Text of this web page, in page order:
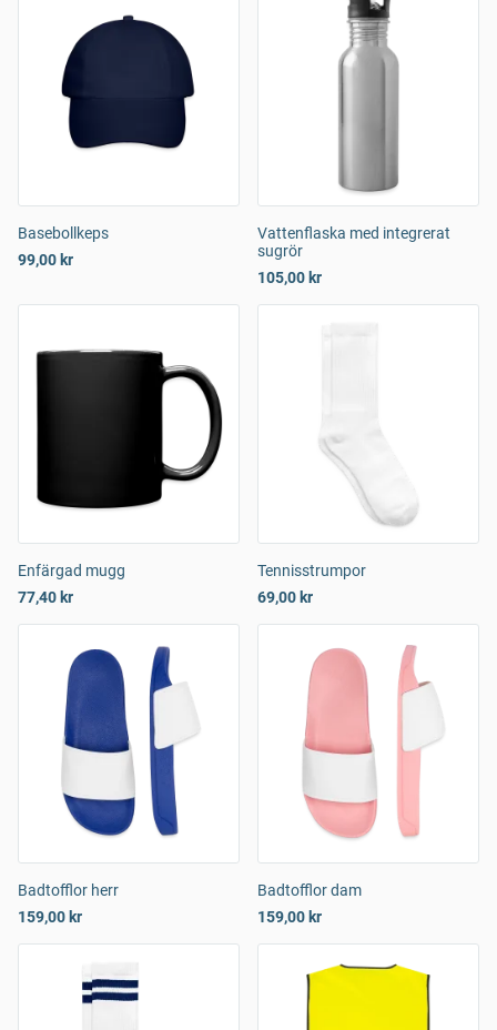
Basebollkeps
99,00 kr
Vattenflaska med integrerat
sugrör
105,00 kr
Enfärgad mugg
77,40 kr
Tennisstrumpor
69,00 kr
Badtofflor herr
159,00 kr
Badtofflor dam
159,00 kr